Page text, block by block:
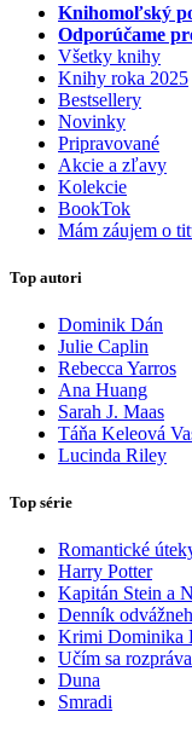
Knihomoľský
Odporúčame
Všetky knihy
Knihy roka 2025
Bestsellery
Novinky
Pripravované
Akcie a zľavy
Kolekcie
BookTok
Mám záujem o
Top autori
Dominik Dán
Julie Caplin
Rebecca Yarros
Ana Huang
Sarah J. Maas
Táňa Keleová
Lucinda Riley
Top série
Romantické
Harry Potter
Kapitán Stein a
Denník
Krimi Dominika
Učím sa
Duna
Smradi